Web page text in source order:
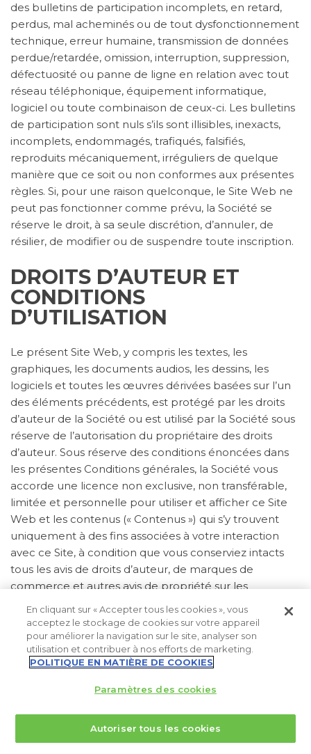
des bulletins de participation incomplets, en retard,
perdus, mal acheminés ou de tout dysfonctionnement
technique, erreur humaine, transmission de données
perdue/retardée, omission, interruption, suppression,
défectuosité ou panne de ligne en relation avec tout
réseau téléphonique, équipement informatique,
logiciel ou toute combinaison de ceux-ci. Les bulletins
de participation sont nuls s’ils sont illisibles, inexacts,
incomplets, endommagés, trafiqués, falsifiés,
reproduits mécaniquement, irréguliers de quelque
manière que ce soit ou non conformes aux présentes
règles. Si, pour une raison quelconque, le Site Web ne
peut pas fonctionner comme prévu, la Société se
réserve le droit, à sa seule discrétion, d’annuler, de
résilier, de modifier ou de suspendre toute inscription.
DROITS D’AUTEUR ET
CONDITIONS
D’UTILISATION
Le présent Site Web, y compris les textes, les
graphiques, les documents audios, les dessins, les
logiciels et toutes les œuvres dérivées basées sur l’un
des éléments précédents, est protégé par les droits
d’auteur de la Société ou est utilisé par la Société sous
réserve de l’autorisation du propriétaire des droits
d’auteur. Sous réserve des conditions énoncées dans
les présentes Conditions générales, la Société vous
accorde une licence non exclusive, non transférable,
limitée et personnelle pour utiliser et afficher ce Site
Web et les contenus (« Contenus ») qui s’y trouvent
uniquement à des fins associées à votre interaction
avec ce Site, à condition que vous conserviez intacts
tous les avis de droits d’auteur, de marques de
commerce et autres avis de propriété sur les
Contenus. Toute modification des Contenus ou
utilisation des Contenus à toute autre fin constitue une
violation des droits d’auteur et des autres droits de
propriété de la Société. La présentation par la Société
des informations figurant sur ce Site Web ne confère
aucun droit de propriété ou autre sur ses marques de
brevets ou autres droits de propriété ou informations,
et n’a pas pour but d’enfreindre les droits de brevet ou
En cliquant sur « Accepter tous les cookies », vous
acceptez le stockage de cookies sur votre appareil
pour améliorer la navigation sur le site, analyser son
utilisation et contribuer à nos efforts de marketing.
POLITIQUE EN MATIÈRE DE COOKIES
Paramètres des cookies
Autoriser tous les cookies